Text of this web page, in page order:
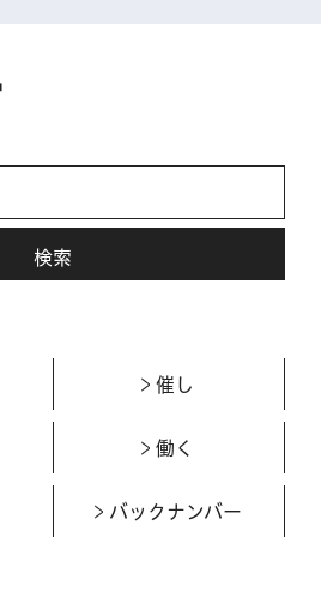
催し
働く
バックナンバー